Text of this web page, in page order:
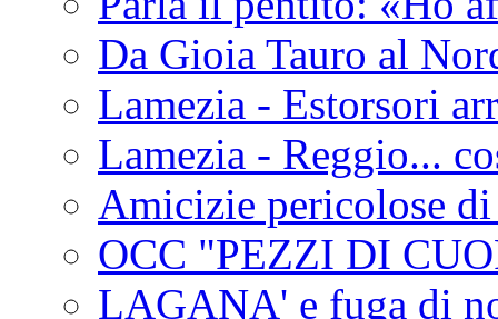
Da Gioia Tauro al
Lamezia - Estorsori
Lamezia - Reggio...
Amicizie pericolose
OCC "PEZZI DI
LAGANA' e fuga di